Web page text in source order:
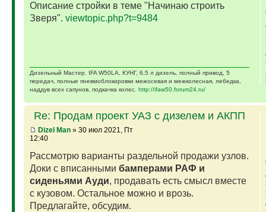
Описание стройки в теме "Начинаю строить
Зверя". viewtopic.php?t=9484
Дизельный Мастер. IFA W50LA, КУНГ, 6,5 л дизель, полный привод, 5
передач, полные пневмоблокировки межосевая и межколесная, лебедка,
наддув всех сапунов, подкачка колес. http://ifaw50.forum24.ru/
Re: Продам проект УАЗ с дизелем и АКПП
Dizel Man» 30 июл 2021, Пт
12:40
Рассмотрю варианты раздельной продажи узлов.
Доки с вписанными бамперами РАФ и
сиденьями Ауди, продавать есть смысл вместе
с кузовом. Остальное можно и врозь.
Предлагайте, обсудим.